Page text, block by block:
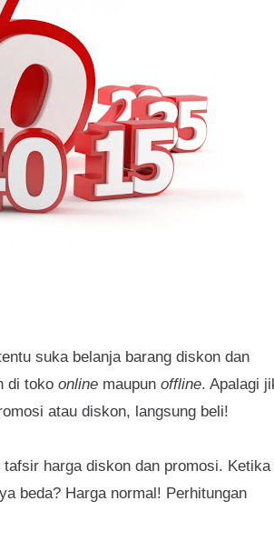
suka belanja barang diskon dan
di toko online maupun offline. Apalagi
atau diskon, langsung beli!
harga diskon dan promosi. Ketika
beda? Harga normal! Perhitungan